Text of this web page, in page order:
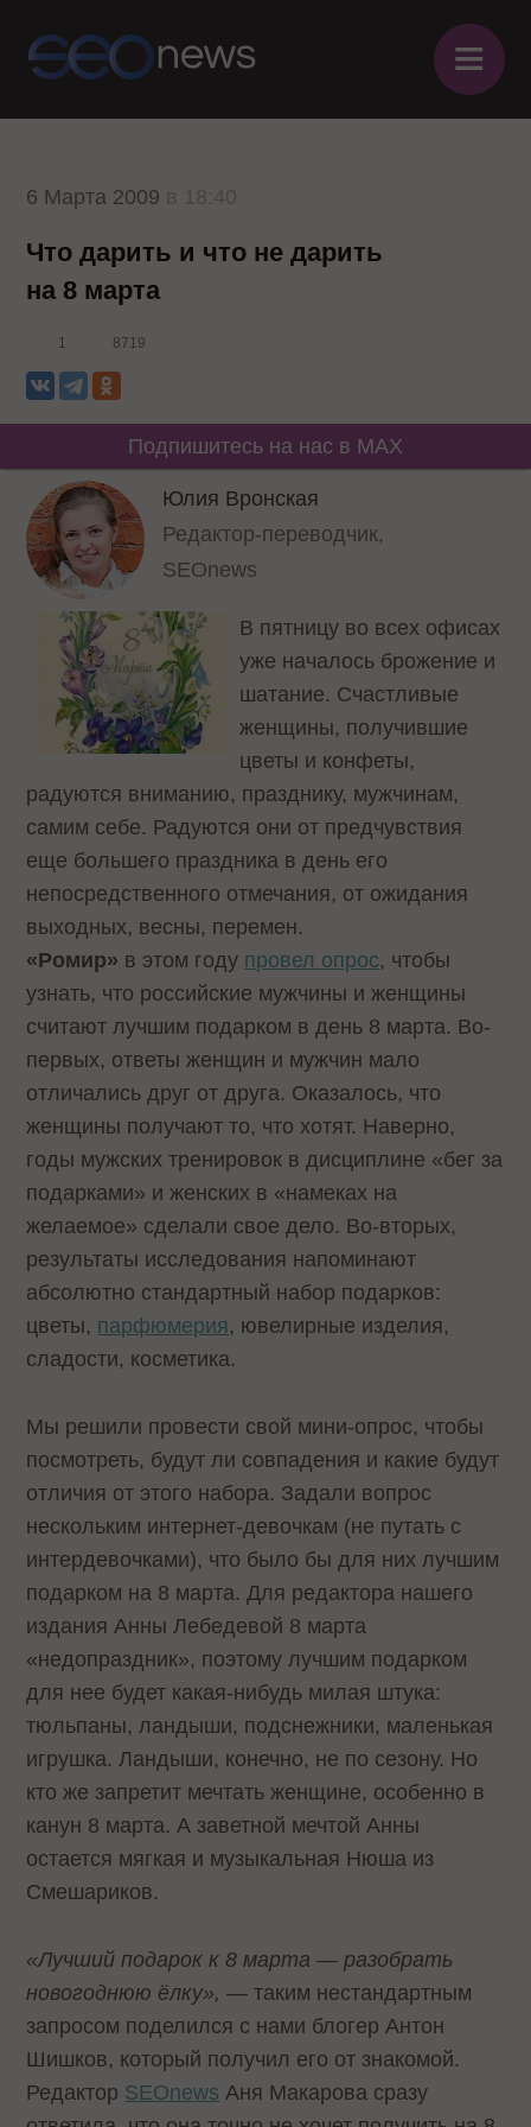
≡
6 Марта 2009
Что дарить и что не дарить
на 8 марта
1 8719
Подпишитесь на нас в MAX
Юлия Вронская
Редактор-переводчик,
SEOnews
В пятницу во всех офисах
уже началось брожение и
шатание. Счастливые
женщины, получившие
цветы и конфеты,
радуются вниманию, празднику, мужчинам,
самим себе. Радуются они от предчувствия
еще большего праздника в день его
непосредственного отмечания, от ожидания
выходных, весны, перемен.
«Ромир» в этом году провел опрос, чтобы
узнать, что российские мужчины и женщины
считают лучшим подарком в день 8 марта. Во-
первых, ответы женщин и мужчин мало
отличались друг от друга. Оказалось, что
женщины получают то, что хотят. Наверно,
годы мужских тренировок в дисциплине «бег за
подарками» и женских в «намеках на
желаемое» сделали свое дело. Во-вторых,
результаты исследования напоминают
абсолютно стандартный набор подарков:
цветы, парфюмерия, ювелирные изделия,
сладости, косметика.
Мы решили провести свой мини-опрос, чтобы
посмотреть, будут ли совпадения и какие будут
отличия от этого набора. Задали вопрос
нескольким интернет-девочкам (не путать с
интердевочками), что было бы для них лучшим
подарком на 8 марта. Для редактора нашего
издания Анны Лебедевой 8 марта
«недопраздник», поэтому лучшим подарком
для нее будет какая-нибудь милая штука:
тюльпаны, ландыши, подснежники, маленькая
игрушка. Ландыши, конечно, не по сезону. Но
кто же запретит мечтать женщине, особенно в
канун 8 марта. А заветной мечтой Анны
остается мягкая и музыкальная Нюша из
Смешариков.
«Лучший подарок к 8 марта — разобрать
новогоднюю ёлку», — таким нестандартным
запросом поделился с нами блогер Антон
Шишков, который получил его от знакомой.
Редактор SEOnews Аня Макарова сразу